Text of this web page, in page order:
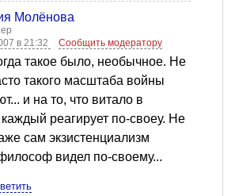
Молёнова
в 21:32
Сообщить модератору
такое было, необычное. Не
такого масштаба войны
и на то, что витало в
каждый реагирует по-своеу. Не
сам экзистенциализм
видел по-своему...